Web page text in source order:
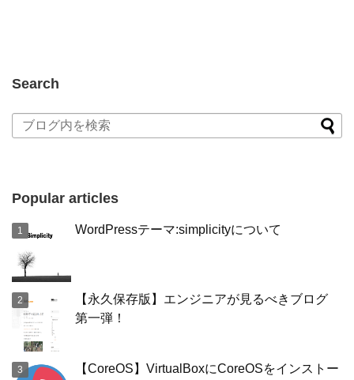
Search
Popular articles
WordPressテーマ:simplicityについて
【永久保存版】エンジニアが見るべきブログ
第一弾！
【CoreOS】VirtualBoxにCoreOSをインストー